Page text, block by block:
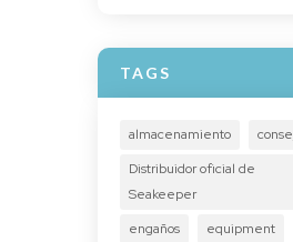
TAGS
almacenamiento
Distribuidor oficial de
Seakeeper
engaños
equipment